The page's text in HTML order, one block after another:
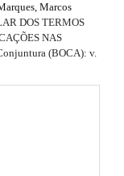
Marcos
DOS TERMOS
NAS
(BOCA): v.